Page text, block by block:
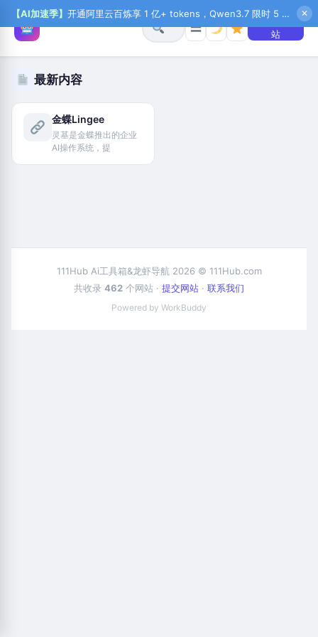
【AI加速季】 开通阿里云百炼享 1 亿+ tokens，Qwen3.7 限时 5 折起，秒悟新注送 1 万积分，加入 OPC 赢百万助力金，QoderWork CN 首月 0 元 ✕
☰
+ 提交网
站
最新内容
金蝶Lingee
灵基是金蝶推出的企业
AI操作系统，提
111Hub Ai工具箱&龙虾导航 2026 © 111Hub.com
共收录 462 个网站 · 提交网站 · 联系我们
Powered by WorkBuddy